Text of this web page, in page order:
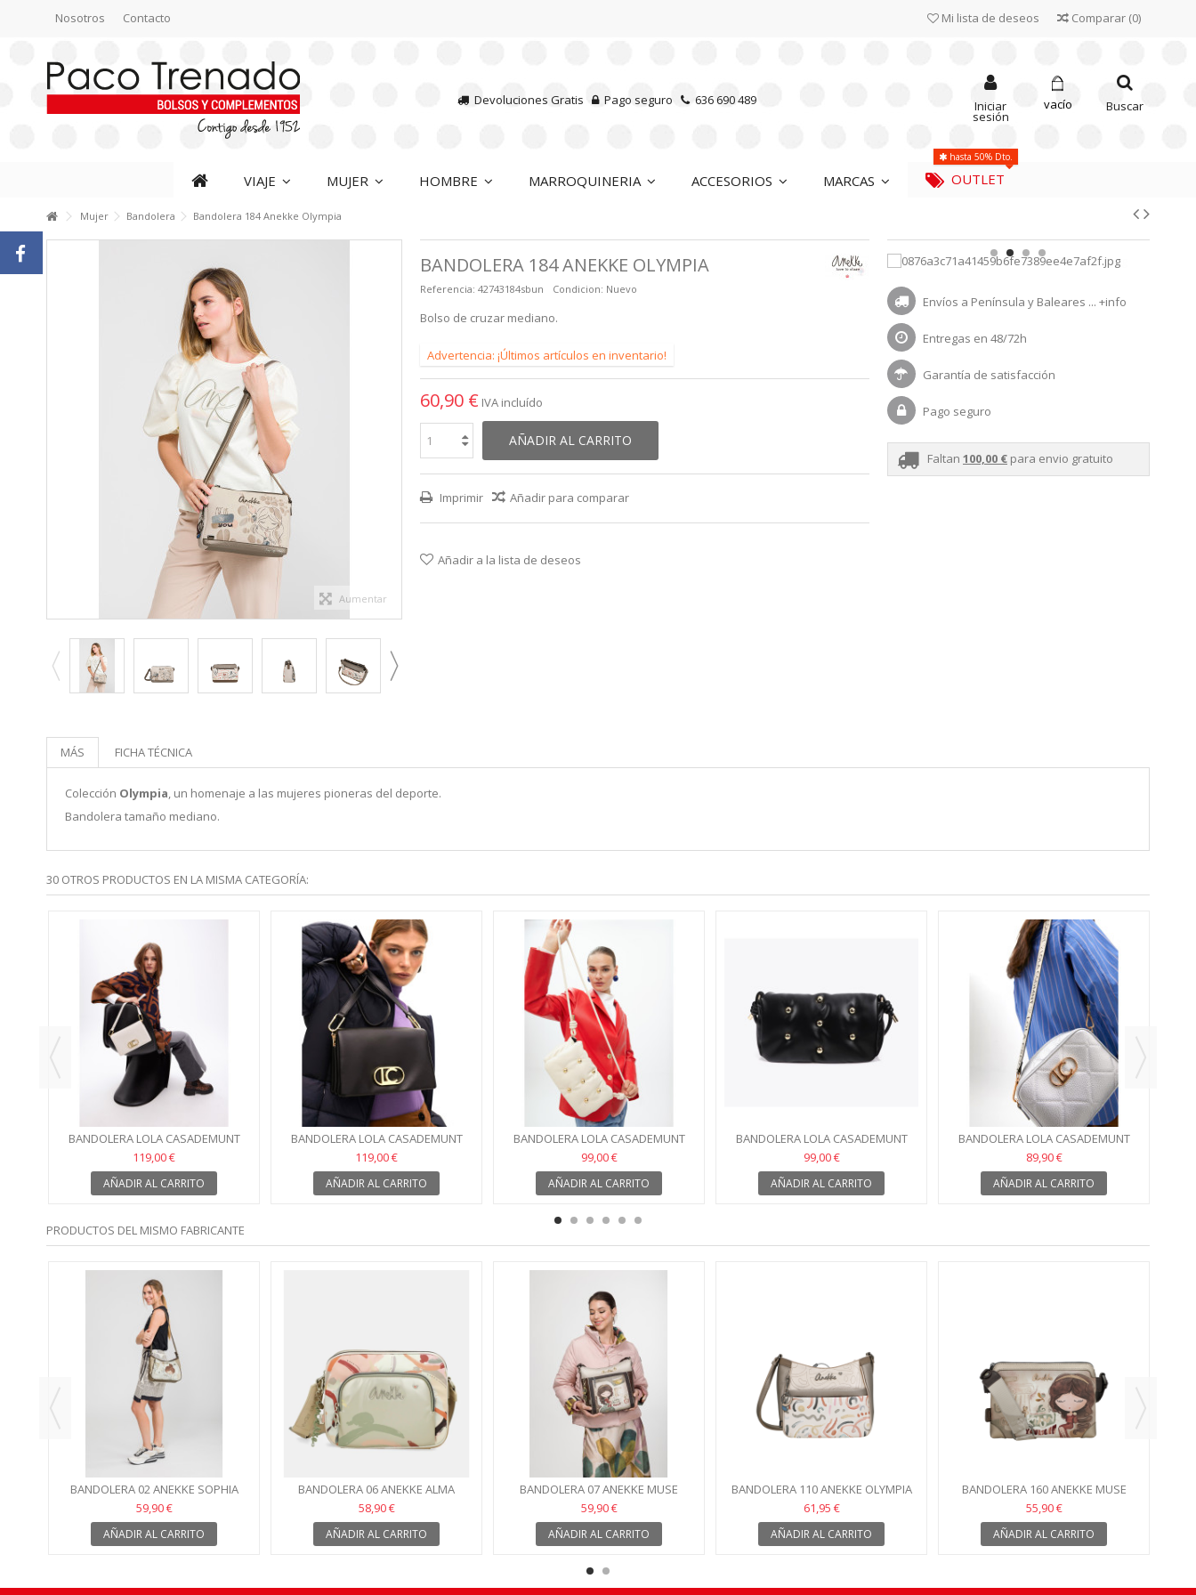
Nosotros Contacto Comparar (0)
Mi lista de deseos
Devoluciones Gratis Pago seguro 636 690 489 Buscar
vacío
Iniciar
sesión
VIAJE MUJER HOMBRE MARROQUINERIA ACCESORIOS MARCAS OUTLET
hasta 50% Dto.
Mujer Bandolera Bandolera 184 Anekke Olympia
Aumentar
BANDOLERA 184 ANEKKE OLYMPIA
Referencia: 42743184sbun Condicion: Nuevo
Bolso de cruzar mediano.
Advertencia: ¡Últimos artículos en inventario!
60,90 € IVA incluído
AÑADIR AL CARRITO
Imprimir Añadir para comparar
Añadir a la lista de deseos
Envíos a Península y Baleares ... +info
Entregas en 48/72h
Garantía de satisfacción
Pago seguro
Faltan 100,00 €para envio gratuito
MÁS FICHA TÉCNICA
Colección Olympia, un homenaje a las mujeres pioneras del deporte.
Bandolera tamaño mediano.
30 OTROS PRODUCTOS EN LA MISMA CATEGORÍA:
BANDOLERA LOLA CASADEMUNT
ELEGANCE BEIGE
119,00 €
AÑADIR AL CARRITO
BANDOLERA LOLA CASADEMUNT
ELEGANCE NEGRO
119,00 €
AÑADIR AL CARRITO
BANDOLERA LOLA CASADEMUNT
PARIS BEIGE
99,00 €
AÑADIR AL CARRITO
BANDOLERA LOLA CASADEMUNT
PARIS NEGRO
99,00 €
AÑADIR AL CARRITO
BANDOLERA LOLA CASADEMUNT
BASIC PLATA
89,90 €
AÑADIR AL CARRITO
PRODUCTOS DEL MISMO FABRICANTE
BANDOLERA 02 ANEKKE SOPHIA
59,90 €
AÑADIR AL CARRITO
BANDOLERA 06 ANEKKE ALMA
58,90 €
AÑADIR AL CARRITO
BANDOLERA 07 ANEKKE MUSE
59,90 €
AÑADIR AL CARRITO
BANDOLERA 110 ANEKKE OLYMPIA
61,95 €
AÑADIR AL CARRITO
BANDOLERA 160 ANEKKE MUSE
55,90 €
AÑADIR AL CARRITO